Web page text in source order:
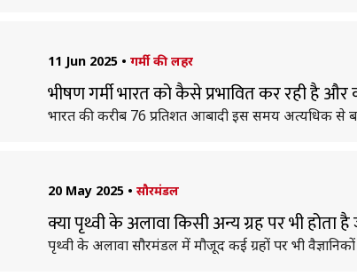
11 Jun 2025 • गर्मी की लहर
भीषण गर्मी भारत को कैसे प्रभावित कर रही है
भारत की करीब 76 प्रतिशत आबादी इस समय अत्यधिक से
20 May 2025 • सौरमंडल
क्या पृथ्वी के अलावा किसी अन्य ग्रह पर भी होता
पृथ्वी के अलावा सौरमंडल में मौजूद कई ग्रहों पर भी